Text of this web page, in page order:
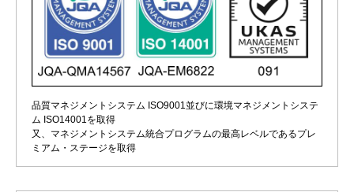
品質マネジメントシステム ISO9001並びに環境マネジメントシステ
ム ISO14001を取得
又、マネジメントシステム統合プログラムの最高レベルであるプレ
ミアム・ステージを取得